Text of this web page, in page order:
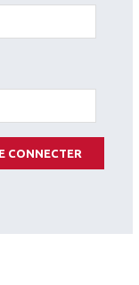
CONNECTER